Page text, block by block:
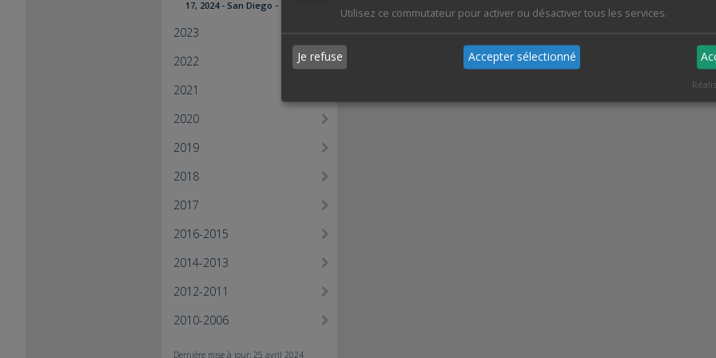
17, 2024 - San Diego - Califormia
2023
2022
2021
2020
2019
2018
2017
2016-2015
2014-2013
2012-2011
2010-2006
Dernière mise à jour: 25 avril 2024
A hemizygous supergene controls homomorphic and
incompatibility systems in Oleaceae.
P. Raimondeau, et al.
Utilisez ce commutateur pour activer ou désactiver tous les services.
Je refuse Accepter sélectionné